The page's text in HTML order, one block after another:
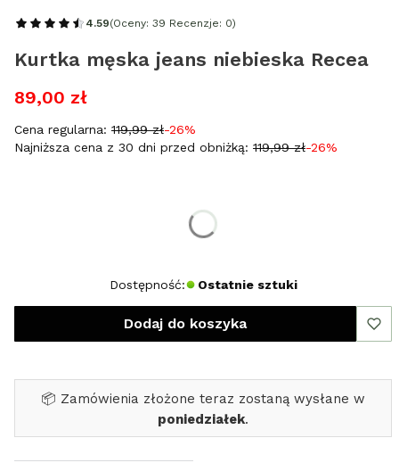
4.59(Oceny: 39 Recenzje: 0)
Kurtka męska jeans niebieska Recea
89,00 zł
Cena regularna: 119,99 zł-26%
Najniższa cena z 30 dni przed obniżką: 119,99 zł-26%
Dostępność: Ostatnie sztuki
Dodaj do koszyka
📦 Zamówienia złożone teraz zostaną wysłane w
poniedziałek.